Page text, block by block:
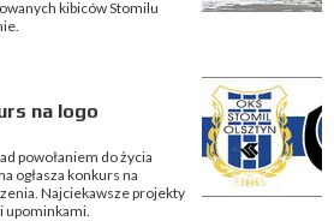
kibiców Stomilu
na logo
powołaniem do życia
ogłasza konkurs na
Najciekawsze projekty
upominkami.